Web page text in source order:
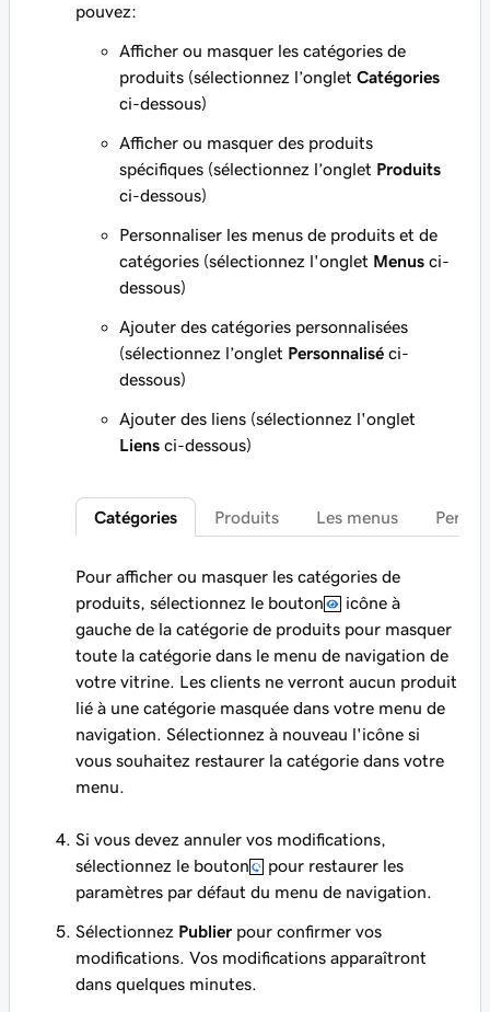
pouvez:
Afficher ou masquer les catégories de
produits (sélectionnez l’onglet Catégories
ci-dessous)
Afficher ou masquer des produits
spécifiques (sélectionnez l’onglet Produits
ci-dessous)
Personnaliser les menus de produits et de
catégories (sélectionnez l'onglet Menus ci-
dessous)
Ajouter des catégories personnalisées
(sélectionnez l’onglet Personnalisé ci-
dessous)
Ajouter des liens (sélectionnez l'onglet
Liens ci-dessous)
Catégories Produits Les menus
Pour afficher ou masquer les catégories de
produits, sélectionnez le bouton
icône à
gauche de la catégorie de produits pour masquer
toute la catégorie dans le menu de navigation de
votre vitrine. Les clients ne verront aucun produit
lié à une catégorie masquée dans votre menu de
navigation. Sélectionnez à nouveau l'icône si
vous souhaitez restaurer la catégorie dans votre
menu.
Si vous devez annuler vos modifications,
sélectionnez le bouton
pour restaurer les
paramètres par défaut du menu de navigation.
Sélectionnez Publier pour confirmer vos
modifications. Vos modifications apparaîtront
dans quelques minutes.